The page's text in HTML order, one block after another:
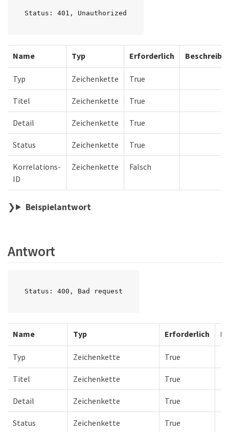
Status: 401, Unauthorized
Name Typ Erforderlich
Typ Zeichenkette True
Titel Zeichenkette True
Detail Zeichenkette True
Status Zeichenkette True
Korrelations-
ID
Zeichenkette Falsch
Beispielantwort
Antwort
Status: 400, Bad request
Name Typ Erforderlich
Typ Zeichenkette True
Titel Zeichenkette True
Detail Zeichenkette True
Status Zeichenkette True